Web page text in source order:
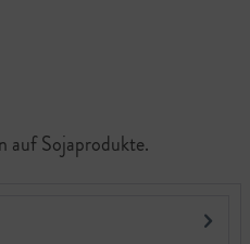
auf Sojaprodukte.